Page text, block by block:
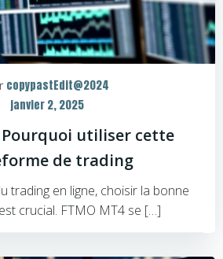
copypastEdit@2024
janvier 2, 2025
utiliser cette
de trading
trading en ligne, choisir la bonne
crucial. FTMO MT4 se […]